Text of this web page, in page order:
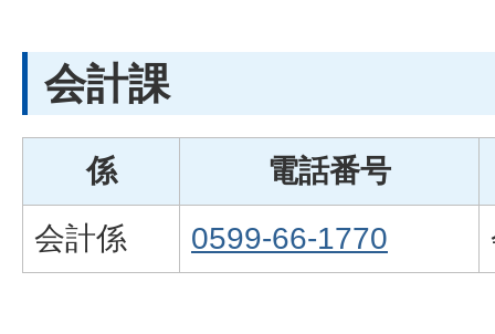
会計課
係
電話番号
会計係
0599-66-1770